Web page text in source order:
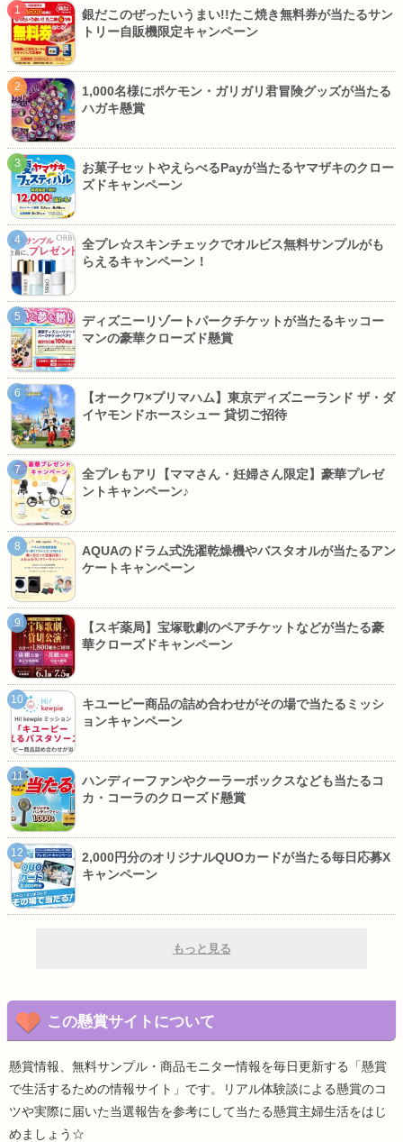
銀だこのぜったいうまい!!たこ焼き無料券が当たるサン
トリー自販機限定キャンペーン
1,000名様にポケモン・ガリガリ君冒険グッズが当たる
ハガキ懸賞
お菓子セットやえらべるPayが当たるヤマザキのクロー
ズドキャンペーン
全プレ☆スキンチェックでオルビス無料サンプルがも
らえるキャンペーン！
ディズニーリゾートパークチケットが当たるキッコー
マンの豪華クローズド懸賞
【オークワ×プリマハム】東京ディズニーランド ザ・ダ
イヤモンドホースシュー 貸切ご招待
全プレもアリ【ママさん・妊婦さん限定】豪華プレゼ
ントキャンペーン♪
AQUAのドラム式洗濯乾燥機やバスタオルが当たるアン
ケートキャンペーン
【スギ薬局】宝塚歌劇のペアチケットなどが当たる豪
華クローズドキャンペーン
キユーピー商品の詰め合わせがその場で当たるミッシ
ョンキャンペーン
ハンディーファンやクーラーボックスなども当たるコ
カ・コーラのクローズド懸賞
2,000円分のオリジナルQUOカードが当たる毎日応募X
キャンペーン
もっと見る
この懸賞サイトについて
懸賞情報、無料サンプル・商品モニター情報を毎日更新する「懸賞
で生活するための情報サイト」です。リアル体験談による懸賞のコ
ツや実際に届いた当選報告を参考にして当たる懸賞主婦生活をはじ
めましょう☆